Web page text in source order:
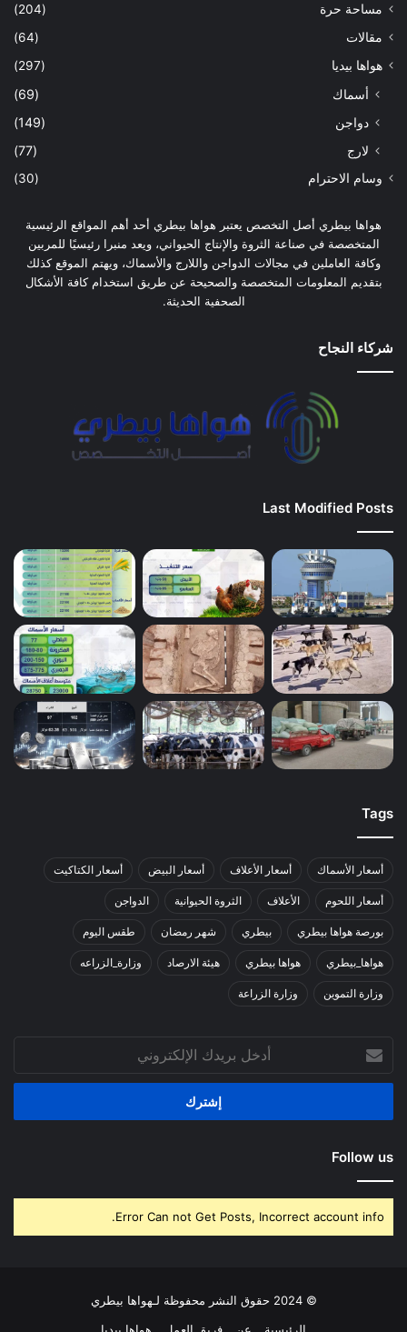
مساحة حرة
(204)
مقالات
(64)
هواها بيديا
(297)
أسماك
(69)
دواجن
(149)
لارج
(77)
وسام الاحترام (30)
هواها بيطري أصل التخصص يعتبر هواها بيطري أحد أهم المواقع الرئيسية
المتخصصة في صناعة الثروة والإنتاج الحيواني، ويعد منبرا رئيسيًا للمربين
وكافة العاملين في مجالات الدواجن واللارج والأسماك، ويهتم الموقع كذلك
بتقديم المعلومات المتخصصة والصحيحة عن طريق استخدام كافة الأشكال
الصحفية الحديثة.
شركاء النجاح
Last Modified Posts
Tags
أسعار الأسماك أسعار الأعلاف أسعار البيض أسعار الكتاكيت
أسعار اللحوم الأعلاف الثروة الحيوانية الدواجن
بورصة هواها بيطري بيطري شهر رمضان طقس اليوم
هواها_بيطري هواها بيطري هيئة الارصاد وزارة_الزراعه
وزارة التموين وزارة الزراعة
بريدك
الإلكتروني
Follow us
Error Can not Get Posts, Incorrect account info.
© 2024 حقوق النشر محفوظة لـهواها بيطري